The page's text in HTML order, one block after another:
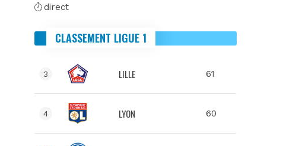
direct
CLASSEMENT LIGUE 1
3 LILLE 61
4 LYON 60